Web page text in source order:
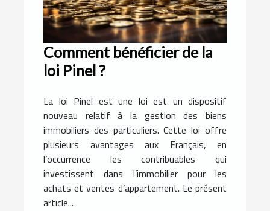
Comment bénéficier de la
loi Pinel ?
La loi Pinel est une loi est un dispositif
nouveau relatif à la gestion des biens
immobiliers des particuliers. Cette loi offre
plusieurs avantages aux Français, en
l’occurrence les contribuables qui
investissent dans l’immobilier pour les
achats et ventes d’appartement. Le présent
article...